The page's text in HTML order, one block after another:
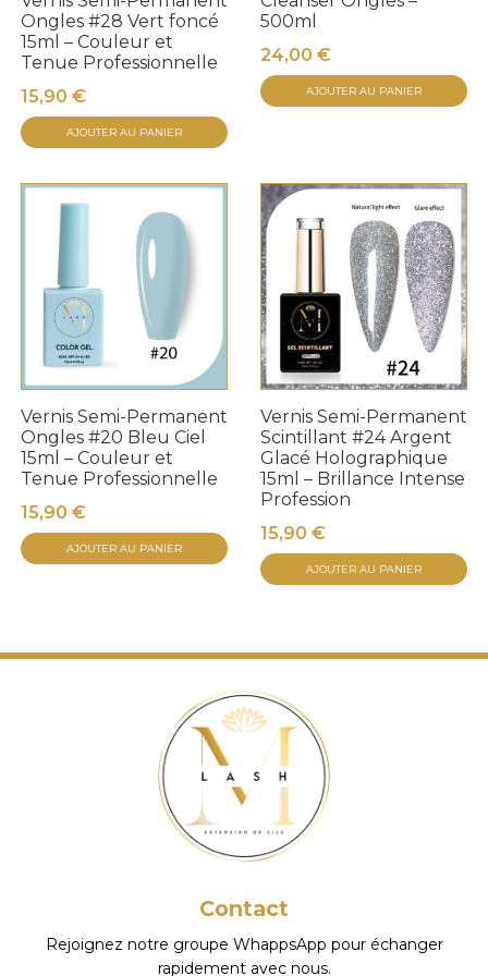
Ongles #28 Vert foncé
15ml – Couleur et
Tenue Professionnelle
15,90 €
AJOUTER AU PANIER
500ml
24,00 €
AJOUTER AU PANIER
Vernis Semi-Permanent
Ongles #20 Bleu Ciel
15ml – Couleur et
Tenue Professionnelle
15,90 €
AJOUTER AU PANIER
Vernis Semi-Permanent
Scintillant #24 Argent
Glacé Holographique
15ml – Brillance Intense
Profession
15,90 €
AJOUTER AU PANIER
Contact
Rejoignez notre groupe WhappsApp pour échanger
rapidement avec nous.